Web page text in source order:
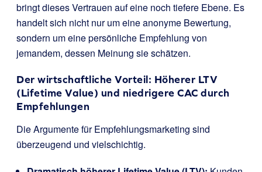
bringt dieses Vertrauen auf eine noch tiefere Ebene. Es
handelt sich nicht nur um eine anonyme Bewertung,
sondern um eine persönliche Empfehlung von
jemandem, dessen Meinung sie schätzen.
Der wirtschaftliche Vorteil: Höherer LTV
(Lifetime Value) und niedrigere CAC durch
Empfehlungen
Die Argumente für Empfehlungsmarketing sind
überzeugend und vielschichtig.